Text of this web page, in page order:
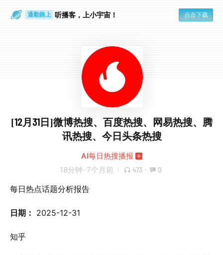
通勤路上 听播客，上小宇宙！ 点击下载
[12月31日]微博热搜、百度热搜、网易热搜、腾
讯热搜、今日头条热搜
AI每日热搜播报
18分钟 · 7个月前 473 · 0
每日热点话题分析报告
日期： 2025-12-31
知乎